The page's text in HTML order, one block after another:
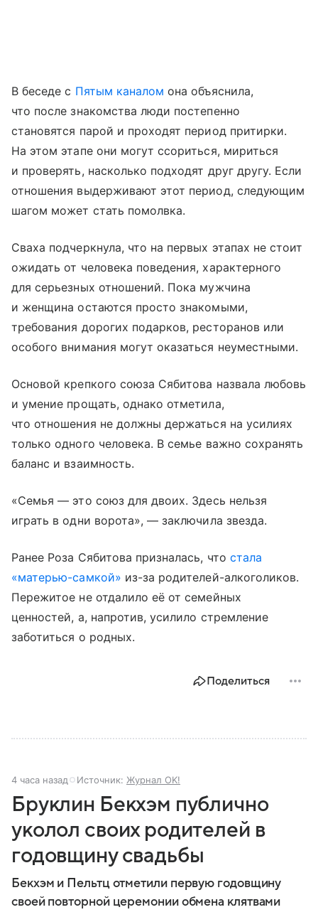
В беседе с Пятым каналом она объяснила,
что после знакомства люди постепенно
становятся парой и проходят период притирки.
На этом этапе они могут ссориться, мириться
и проверять, насколько подходят друг другу. Если
отношения выдерживают этот период, следующим
шагом может стать помолвка.
Сваха подчеркнула, что на первых этапах не стоит
ожидать от человека поведения, характерного
для серьезных отношений. Пока мужчина
и женщина остаются просто знакомыми,
требования дорогих подарков, ресторанов или
особого внимания могут оказаться неуместными.
Основой крепкого союза Сябитова назвала любовь
и умение прощать, однако отметила,
что отношения не должны держаться на усилиях
только одного человека. В семье важно сохранять
баланс и взаимность.
«Семья — это союз для двоих. Здесь нельзя
играть в одни ворота», — заключила звезда.
Ранее Роза Сябитова призналась, что стала
«матерью-самкой» из-за родителей-алкоголиков.
Пережитое не отдалило её от семейных
ценностей, а, напротив, усилило стремление
заботиться о родных.
Поделиться
4 часа назад Источник: Журнал OK!
Бруклин Бекхэм публично
уколол своих родителей в
годовщину свадьбы
Бекхэм и Пельтц отметили первую годовщину
своей повторной церемонии обмена клятвами